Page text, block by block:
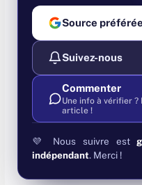
Source préférée
Suivez-nous
Commenter
Une info à vérifier ?
article !
💜 Nous suivre est
indépendant. Merci !